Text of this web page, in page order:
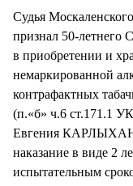
Судья
признал 50-
в приобретении и
немаркированной
контрафактных
(п.«б» ч.6 ст.171.1
Евгения
наказание в виде 2
испытательным